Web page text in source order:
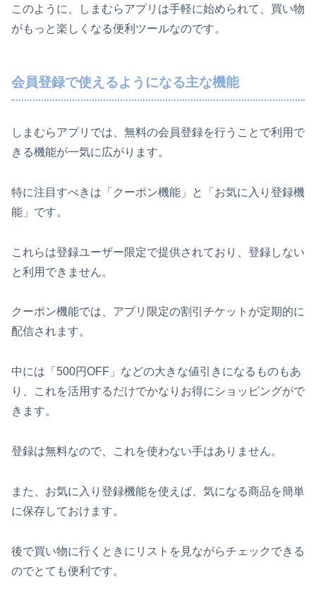
このように、しまむらアプリは手軽に始められて、買い物
がもっと楽しくなる便利ツールなのです。
会員登録で使えるようになる主な機能
しまむらアプリでは、無料の会員登録を行うことで利用で
きる機能が一気に広がります。
特に注目すべきは「クーポン機能」と「お気に入り登録機
能」です。
これらは登録ユーザー限定で提供されており、登録しない
と利用できません。
クーポン機能では、アプリ限定の割引チケットが定期的に
配信されます。
中には「500円OFF」などの大きな値引きになるものもあ
り、これを活用するだけでかなりお得にショッピングがで
きます。
登録は無料なので、これを使わない手はありません。
また、お気に入り登録機能を使えば、気になる商品を簡単
に保存しておけます。
後で買い物に行くときにリストを見ながらチェックできる
のでとても便利です。